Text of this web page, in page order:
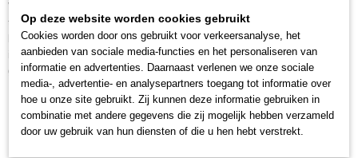
Nieuw
Voorbeeld:
transport van vochtgevoelig stortgoed. Zwarte onderstellen met lichtgrijze
kuipen. Particuliere wagen van VEB Chemische Werke Buna, Schkopau,
ingezet door de Deutsche Reichsbahn der DDR (DR/DDR). Zoals in
gebruik in tijdperk IV.
Highlights
Ideale wagen voor complete treinen.
Op deze website worden cookies gebruikt
Cookies worden door ons gebruikt voor verkeersanalyse, het
aanbieden van sociale media-functies en het personaliseren van
informatie en advertenties. Daarnaast verlenen we onze sociale
media-, advertentie- en analysepartners toegang tot informatie over
hoe u onze site gebruikt. Zij kunnen deze informatie gebruiken in
combinatie met andere gegevens die zij mogelijk hebben verzameld
door uw gebruik van hun diensten of die u hen hebt verstrekt.